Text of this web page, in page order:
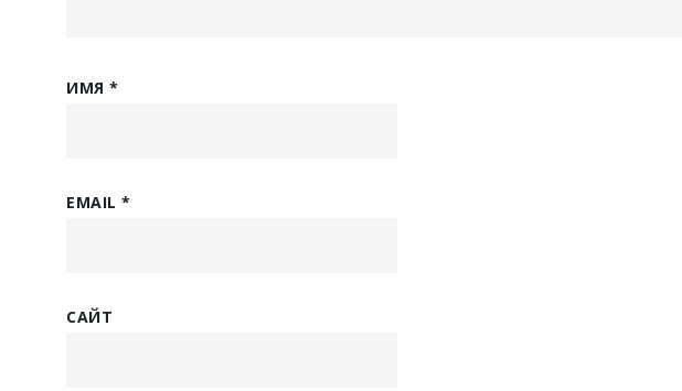
ИМЯ*
EMAIL*
САЙТ